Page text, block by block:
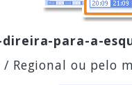
direira-para-a-
/ Regional ou